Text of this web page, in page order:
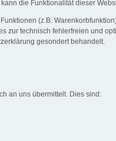
die Funktionalität dieser
(z.B.
zur technisch fehlerfreien und
gesondert behandelt.
an uns übermittelt. Dies sind: